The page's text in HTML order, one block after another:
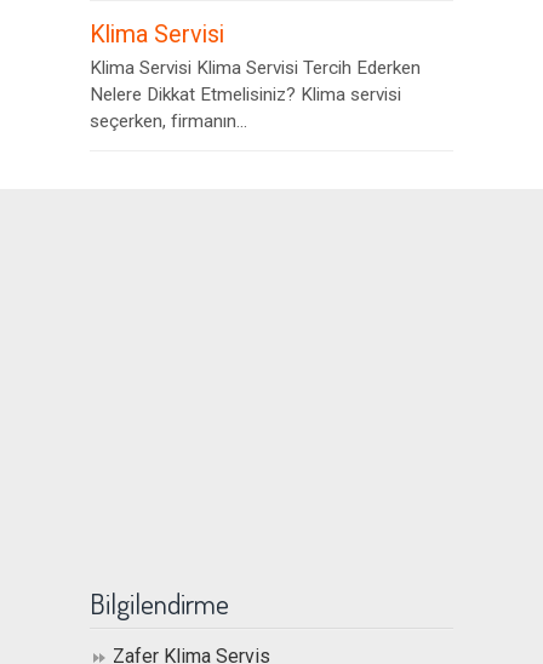
Klima Servisi
Klima Servisi Klima Servisi Tercih Ederken
Nelere Dikkat Etmelisiniz? Klima servisi
seçerken, firmanın...
Bilgilendirme
Zafer Klima Servis